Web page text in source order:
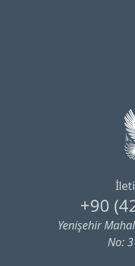
+90
Yenişehir
No: